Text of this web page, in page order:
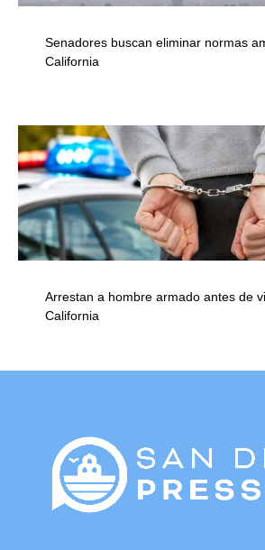
Senadores buscan eliminar normas
California
Arrestan a hombre armado antes de
California